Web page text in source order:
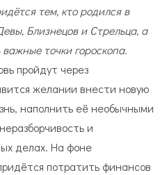
тем, кто родился в
Близнецов и Стрельца, а
точки гороскопа.
пройдут через
желании внести новую
наполнить её необычными
и
делах. На фоне
потратить финансов